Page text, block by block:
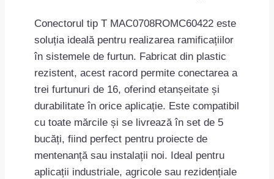
Conectorul tip T MAC0708ROMC60422 este
soluția ideală pentru realizarea ramificațiilor
în sistemele de furtun. Fabricat din plastic
rezistent, acest racord permite conectarea a
trei furtunuri de 16, oferind etanșeitate și
durabilitate în orice aplicație. Este compatibil
cu toate mărcile și se livrează în set de 5
bucăți, fiind perfect pentru proiecte de
mentenanță sau instalații noi. Ideal pentru
aplicații industriale, agricole sau rezidențiale